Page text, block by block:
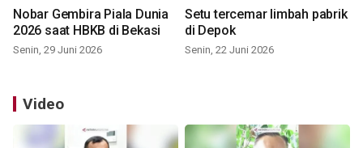
Nobar Gembira Piala Dunia
2026 saat HBKB di Bekasi
Senin, 29 Juni 2026
Setu tercemar limbah pabrik
di Depok
Senin, 22 Juni 2026
Video